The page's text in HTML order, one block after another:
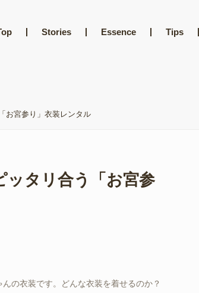
Stories Essence Tips
お宮参り」衣装レンタル
ッタリ合う「お宮参
の衣装です。どんな衣装を着せるのか？